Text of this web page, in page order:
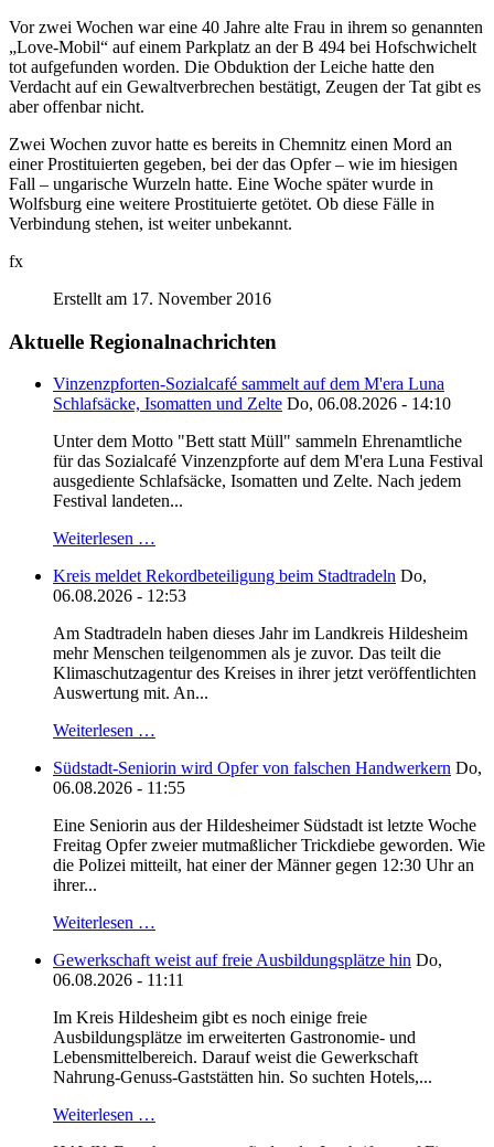
Vor zwei Wochen war eine 40 Jahre alte Frau in ihrem so genannten
„Love-Mobil“ auf einem Parkplatz an der B 494 bei Hofschwichelt
tot aufgefunden worden. Die Obduktion der Leiche hatte den
Verdacht auf ein Gewaltverbrechen bestätigt, Zeugen der Tat gibt es
aber offenbar nicht.
Zwei Wochen zuvor hatte es bereits in Chemnitz einen Mord an
einer Prostituierten gegeben, bei der das Opfer – wie im hiesigen
Fall – ungarische Wurzeln hatte. Eine Woche später wurde in
Wolfsburg eine weitere Prostituierte getötet. Ob diese Fälle in
Verbindung stehen, ist weiter unbekannt.
fx
Erstellt am 17. November 2016
Aktuelle Regionalnachrichten
Vinzenzpforten-Sozialcafé sammelt auf dem M'era Luna
Schlafsäcke, Isomatten und Zelte Do, 06.08.2026 - 14:10
Unter dem Motto "Bett statt Müll" sammeln Ehrenamtliche
für das Sozialcafé Vinzenzpforte auf dem M'era Luna Festival
ausgediente Schlafsäcke, Isomatten und Zelte. Nach jedem
Festival landeten...
Weiterlesen …
Kreis meldet Rekordbeteiligung beim Stadtradeln Do,
06.08.2026 - 12:53
Am Stadtradeln haben dieses Jahr im Landkreis Hildesheim
mehr Menschen teilgenommen als je zuvor. Das teilt die
Klimaschutzagentur des Kreises in ihrer jetzt veröffentlichten
Auswertung mit. An...
Weiterlesen …
Südstadt-Seniorin wird Opfer von falschen Handwerkern Do,
06.08.2026 - 11:55
Eine Seniorin aus der Hildesheimer Südstadt ist letzte Woche
Freitag Opfer zweier mutmaßlicher Trickdiebe geworden. Wie
die Polizei mitteilt, hat einer der Männer gegen 12:30 Uhr an
ihrer...
Weiterlesen …
Gewerkschaft weist auf freie Ausbildungsplätze hin Do,
06.08.2026 - 11:11
Im Kreis Hildesheim gibt es noch einige freie
Ausbildungsplätze im erweiterten Gastronomie- und
Lebensmittelbereich. Darauf weist die Gewerkschaft
Nahrung-Genuss-Gaststätten hin. So suchten Hotels,...
Weiterlesen …